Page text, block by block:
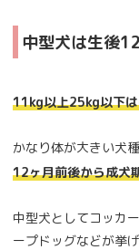
中型犬は生後
11kg以上25kg以下
かなり体が大きい犬
12ヶ月前後から成犬
中型犬としてコッカ
ープドッグなどが挙げ